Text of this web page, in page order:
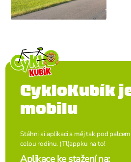
CykloKubík
mobilu
Stáhni si aplikaci a měj tak pod
celou rodinu. (Tl)appku na to!
Aplikace ke stažení na: